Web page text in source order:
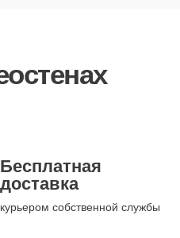
Бесплатная
доставка
курьером собственной службы